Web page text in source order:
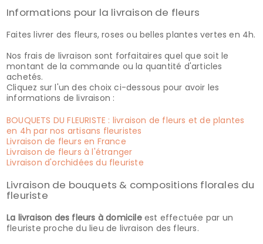
Informations pour la livraison de fleurs
Faites livrer des fleurs, roses ou belles plantes vertes en 4h.
Nos frais de livraison sont forfaitaires quel que soit le
montant de la commande ou la quantité d'articles
achetés.
Cliquez sur l'un des choix ci-dessous pour avoir les
informations de livraison :
BOUQUETS DU FLEURISTE : livraison de fleurs et de plantes
en 4h par nos artisans fleuristes
Livraison de fleurs en France
Livraison de fleurs à l'étranger
Livraison d'orchidées du fleuriste
Livraison de bouquets & compositions florales du
fleuriste
La livraison des fleurs à domicileest effectuée par un
fleuriste proche du lieu de livraison des fleurs.